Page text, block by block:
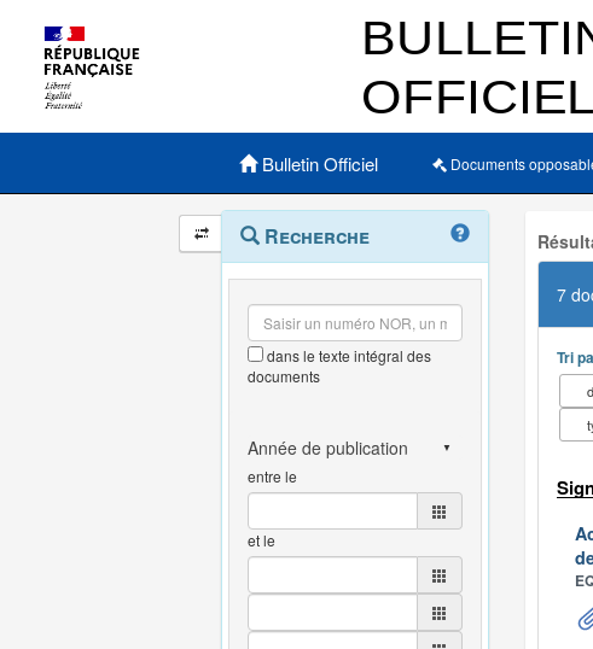
Menu principal
Bulletin Officiel Documents
Navigation
et
outils
annexes
Menu
contextuel
Recherche
dans le texte intégral des
documents
entre le
et le
7
Tri